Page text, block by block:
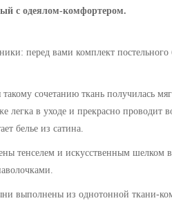
с одеялом-комфортером.
перед вами комплект
сочетанию ткань получилась
в уходе и прекрасно проводит
белье из сатина.
тенселем и искусственным шелком
выполнены из однотонной ткани-